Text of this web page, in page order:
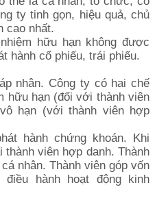
ty tinh gọn, hiệu quả, chủ
cao nhất.
hữu hạn không được
hành cổ phiếu, trái phiếu.
nhân. Công ty có hai chế
hữu hạn (đối với thành viên
hạn (với thành viên hợp
hành chứng khoán. Khi
viên hợp danh. Thành
nhân. Thành viên góp vốn
hành hoạt động kinh